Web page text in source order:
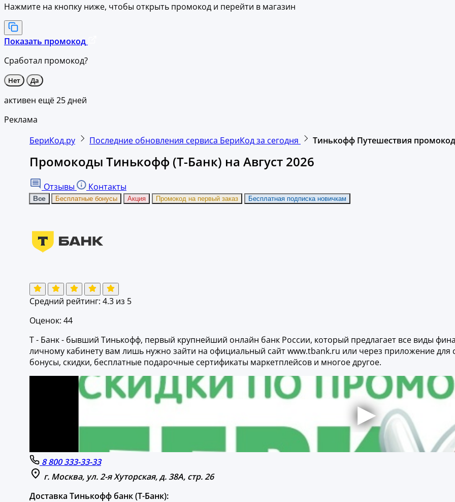
Нажмите на кнопку ниже, чтобы открыть промокод и перейти в магазин
Показать промокод
Сработал промокод?
Нет Да
активен ещё 25 дней
Реклама
БериКод.ру
Последние обновления сервиса БериКод за сегодня Тинькофф Путешествия промокод
Промокоды Тинькофф (Т-Банк) на Август 2026
Отзывы Контакты
Все Бесплатные бонусы Акция Промокод на первый заказ Бесплатная подписка новичкам
Средний рейтинг: 4.3 из 5
Оценок: 44
Т - Банк - бывший Тинькофф, первый крупнейший онлайн банк России, который предлагает все виды
личному кабинету вам лишь нужно зайти на официальный сайт www.tbank.ru или через приложение
бонусы, скидки, бесплатные подарочные сертификаты маркетплейсов и многое другое.
8 800 333-33-33
г. Москва, ул. 2-я Хуторская, д. 38А, стр. 26
Доставка Тинькофф банк (Т-Банк):